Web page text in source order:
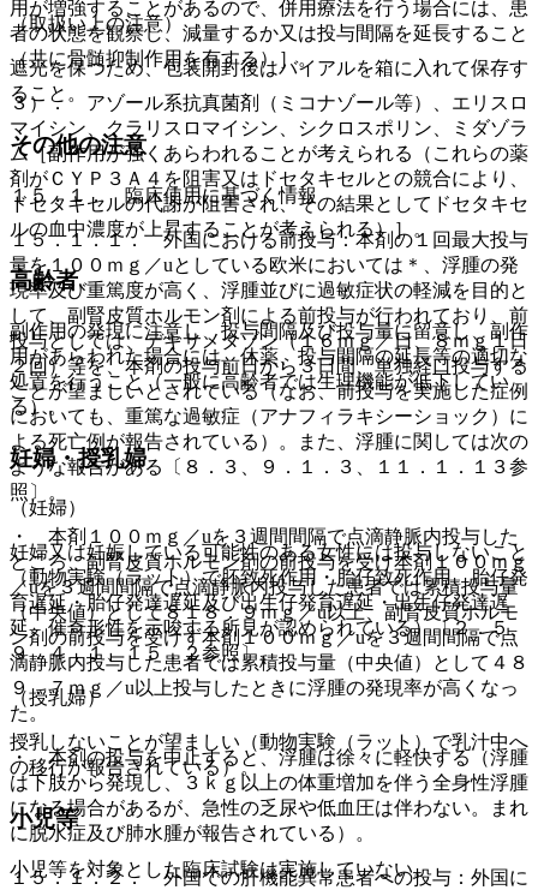
（取扱い上の注意）
遮光を保つため、包装開封後はバイアルを箱に入れて保存す
ること。
その他の注意
１５．１． 臨床使用に基づく情報
１５．１．１． 外国における前投与：本剤の１回最大投与
量を１００ｍｇ／uとしている欧米においては＊、浮腫の発
現率及び重篤度が高く、浮腫並びに過敏症状の軽減を目的と
して、副腎皮質ホルモン剤による前投与が行われており、前
投与としては、デキサメタゾン（１６ｍｇ／日、８ｍｇ１日
２回）等を、本剤の投与前日から３日間、単独経口投与する
ことが望ましいとされている（なお、前投与を実施した症例
においても、重篤な過敏症（アナフィラキシーショック）に
よる死亡例が報告されている）。また、浮腫に関しては次の
ような報告がある〔８．３、９．１．３、１１．１．１３参
照〕。
・ 本剤１００ｍｇ／uを３週間間隔で点滴静脈内投与した
ところ、副腎皮質ホルモン剤の前投与を受け本剤１００ｍｇ
／uを３週間間隔で点滴静脈内投与した患者では累積投与量
（中央値）として８１８．９ｍｇ／u以上、副腎皮質ホルモ
ン剤の前投与を受けず本剤１００ｍｇ／uを３週間間隔で点
滴静脈内投与した患者では累積投与量（中央値）として４８
９．７ｍｇ／u以上投与したときに浮腫の発現率が高くなっ
た。
・ 本剤の投与を中止すると、浮腫は徐々に軽快する（浮腫
は下肢から発現し、３ｋｇ以上の体重増加を伴う全身性浮腫
になる場合があるが、急性の乏尿や低血圧は伴わない。まれ
に脱水症及び肺水腫が報告されている）。
１５．１．２． 外国での肝機能異常患者への投与：外国に
用が増強することがあるので、併用療法を行う場合には、患
者の状態を観察し、減量するか又は投与間隔を延長すること
（共に骨髄抑制作用を有する）］。
３）． アゾール系抗真菌剤（ミコナゾール等）、エリスロ
マイシン、クラリスロマイシン、シクロスポリン、ミダゾラ
ム［副作用が強くあらわれることが考えられる（これらの薬
剤がＣＹＰ３Ａ４を阻害又はドセタキセルとの競合により、
ドセタキセルの代謝が阻害され、その結果としてドセタキセ
ルの血中濃度が上昇することが考えられる）］。
高齢者
副作用の発現に注意し、投与間隔及び投与量に留意し、副作
用があらわれた場合には、休薬、投与間隔の延長等の適切な
処置を行うこと（一般に高齢者では生理機能が低下してい
る）。
妊婦・授乳婦
（妊婦）
妊婦又は妊娠している可能性のある女性には投与しないこと
（動物実験（ラット）で胚致死作用・胎仔致死作用、胎仔発
育遅延・胎仔発達遅延及び出生仔発育遅延・出生仔発達遅
延、催奇形性を示唆する所見が認められている）〔２．５、
９．４．１、１５．２参照〕。
（授乳婦）
授乳しないことが望ましい（動物実験（ラット）で乳汁中へ
の移行が報告されている）。
小児等
小児等を対象とした臨床試験は実施していない。